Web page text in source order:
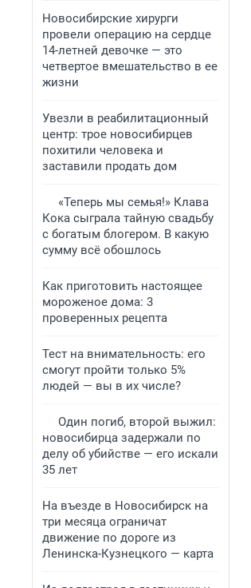
Новосибирские хирурги
провели операцию на сердце
14-летней девочке — это
четвертое вмешательство в ее
жизни
Увезли в реабилитационный
центр: трое новосибирцев
похитили человека и
заставили продать дом
«Теперь мы семья!» Клава
Кока сыграла тайную свадьбу
с богатым блогером. В какую
сумму всё обошлось
Как приготовить настоящее
мороженое дома: 3
проверенных рецепта
Тест на внимательность: его
смогут пройти только 5%
людей — вы в их числе?
Один погиб, второй выжил:
новосибирца задержали по
делу об убийстве — его искали
35 лет
На въезде в Новосибирск на
три месяца ограничат
движение по дороге из
Ленинска-Кузнецкого — карта